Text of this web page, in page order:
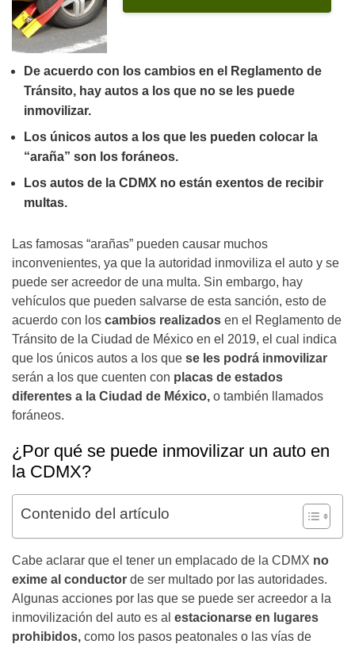
De acuerdo con los cambios en el Reglamento de
Tránsito, hay autos a los que no se les puede
inmovilizar.
Los únicos autos a los que les pueden colocar la
“araña” son los foráneos.
Los autos de la CDMX no están exentos de recibir
multas.
Las famosas “arañas” pueden causar muchos
inconvenientes, ya que la autoridad inmoviliza el auto y se
puede ser acreedor de una multa. Sin embargo, hay
vehículos que pueden salvarse de esta sanción, esto de
acuerdo con los cambios realizados en el Reglamento de
Tránsito de la Ciudad de México en el 2019, el cual indica
que los únicos autos a los que se les podrá inmovilizar
serán a los que cuenten con placas de estados
diferentes a la Ciudad de México, o también llamados
foráneos.
¿Por qué se puede inmovilizar un auto en
la CDMX?
Contenido del artículo
Cabe aclarar que el tener un emplacado de la CDMX no
exime al conductor de ser multado por las autoridades.
Algunas acciones por las que se puede ser acreedor a la
inmovilización del auto es al estacionarse en lugares
prohibidos, como los pasos peatonales o las vías de